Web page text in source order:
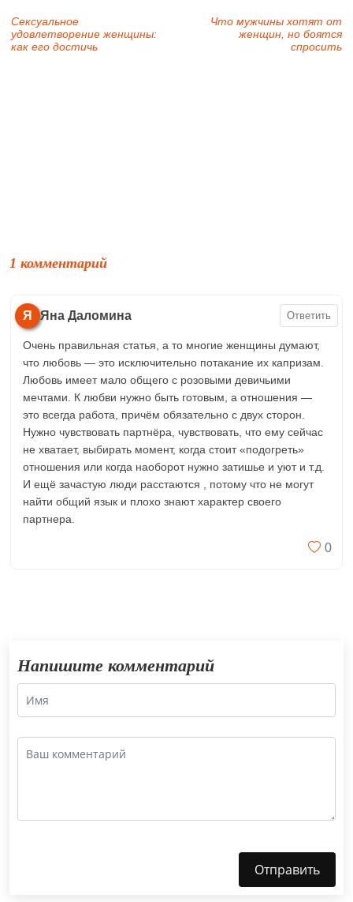
Сексуальное
удовлетворение женщины:
как его достичь
Что мужчины хотят от
женщин, но боятся
спросить
1 комментарий
Я Яна Даломина Ответить
Очень правильная статья, а то многие женщины думают,
что любовь — это исключительно потакание их капризам.
Любовь имеет мало общего с розовыми девичьими
мечтами. К любви нужно быть готовым, а отношения —
это всегда работа, причём обязательно с двух сторон.
Нужно чувствовать партнёра, чувствовать, что ему сейчас
не хватает, выбирать момент, когда стоит «подогреть»
отношения или когда наоборот нужно затишье и уют и т.д.
И ещё зачастую люди расстаются , потому что не могут
найти общий язык и плохо знают характер своего
партнера.
0
Напишите комментарий
Отправить